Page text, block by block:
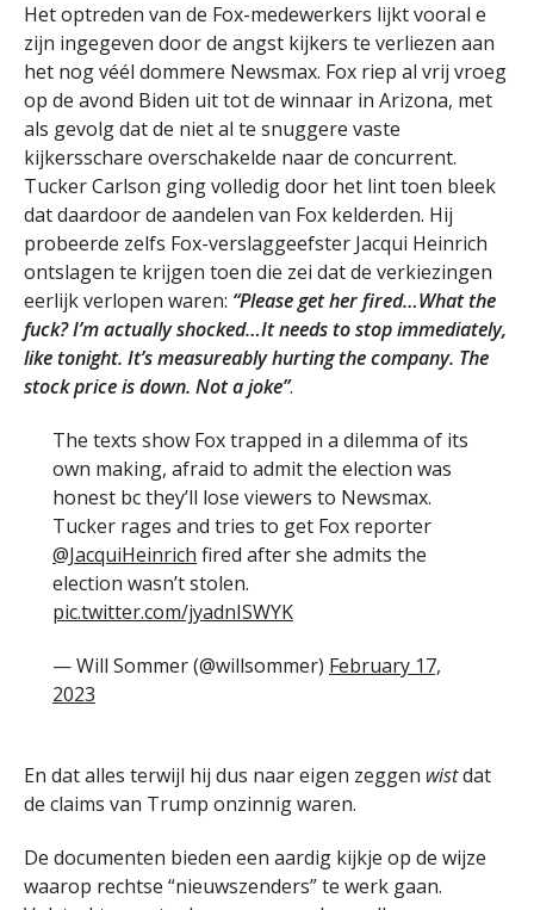
Het optreden van de Fox-medewerkers lijkt vooral e
zijn ingegeven door de angst kijkers te verliezen aan
het nog véél dommere Newsmax. Fox riep al vrij vroeg
op de avond Biden uit tot de winnaar in Arizona, met
als gevolg dat de niet al te snuggere vaste
kijkersschare overschakelde naar de concurrent.
Tucker Carlson ging volledig door het lint toen bleek
dat daardoor de aandelen van Fox kelderden. Hij
probeerde zelfs Fox-verslaggeefster Jacqui Heinrich
ontslagen te krijgen toen die zei dat de verkiezingen
eerlijk verlopen waren: “Please get her fired…What the
fuck? I’m actually shocked…It needs to stop immediately,
like tonight. It’s measureably hurting the company. The
stock price is down. Not a joke”.
The texts show Fox trapped in a dilemma of its
own making, afraid to admit the election was
honest bc they’ll lose viewers to Newsmax.
Tucker rages and tries to get Fox reporter
@JacquiHeinrich fired after she admits the
election wasn’t stolen.
pic.twitter.com/jyadnISWYK
— Will Sommer (@willsommer) February 17,
2023
En dat alles terwijl hij dus naar eigen zeggen wistdat
de claims van Trump onzinnig waren.
De documenten bieden een aardig kijkje op de wijze
waarop rechtse “nieuwszenders” te werk gaan.